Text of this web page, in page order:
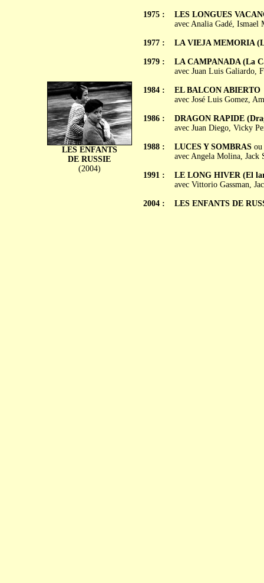
LES ENFANTS
DE RUSSIE
(2004)
1975 :
1977 :
1979 :
1984 :
1986 :
1988 :
1991 :
2004 :
LES LONGUES
avec Analia Gadé, Ismael
LA VIEJA MEMORIA
LA CAMPANADA (La
avec Juan Luis Galiardo,
EL BALCON ABIERTO
avec José Luis Gomez,
DRAGON RAPIDE
avec Juan Diego, Vicky
LUCES Y SOMBRASou
avec Angela Molina, Jack
LE LONG HIVER (El
avec Vittorio Gassman,
LES ENFANTS DE